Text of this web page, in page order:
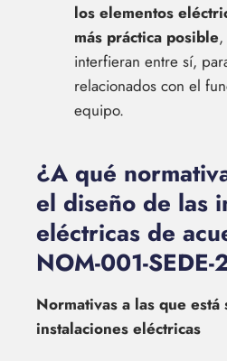
los elementos
más práctica posible
interfieran entre sí,
relacionados con el
equipo.
¿A qué
el diseño de las
eléctricas de
NOM-001-
Normativas a las que
instalaciones eléctricas